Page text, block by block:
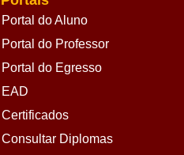
Portal do Aluno
Portal do Professor
Portal do Egresso
EAD
Certificados
Consultar Diplomas